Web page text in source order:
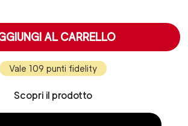
AL CARRELLO
Vale 109 punti fidelity
Scopri il prodotto